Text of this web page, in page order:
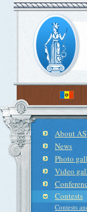
About
News
Photo
Video
Contests
Contests